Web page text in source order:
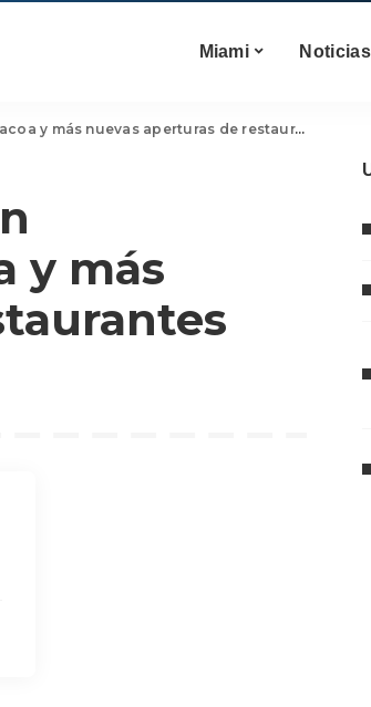
Miami
y más nuevas aperturas de restaurantes
y más